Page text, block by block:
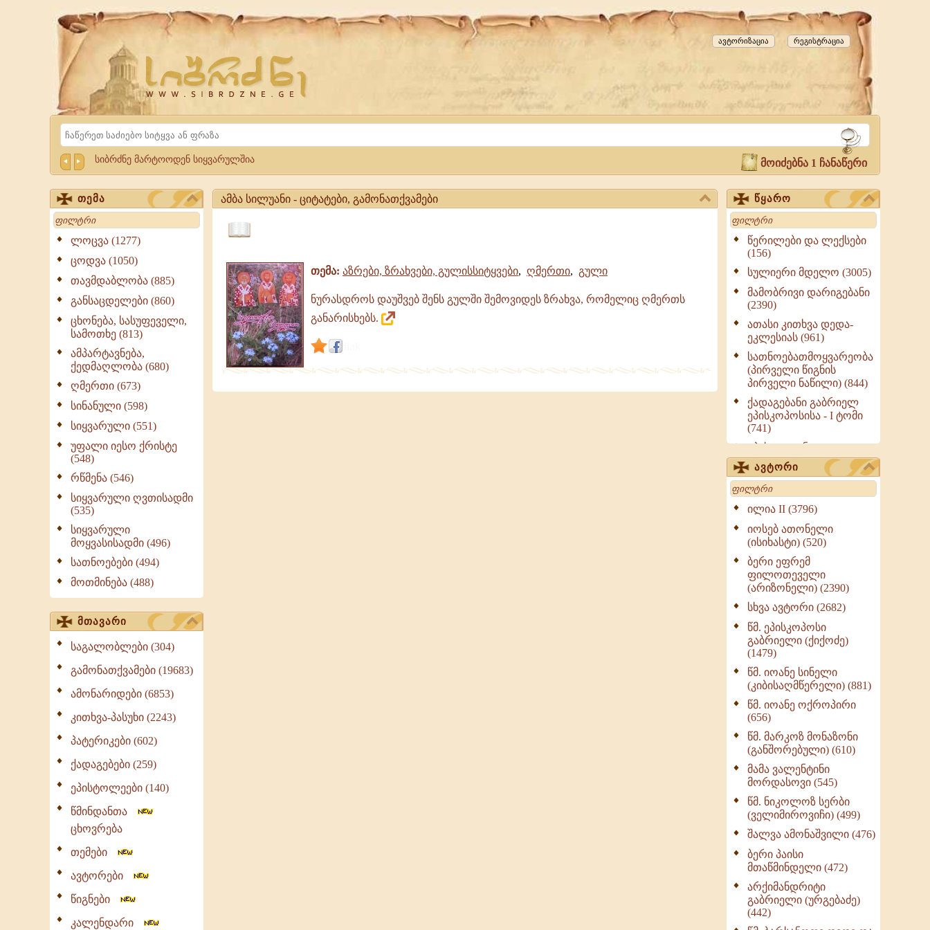
Website
Sibrdzne.ge
რეგისტრაცია
ავტორიზაცია
Search
სიბრძნე მარტოოდენ სიყვარულშია
მოიძებნა 1 ჩანაწერი
თემა
Search
ლოცვა (1277)
ცოდვა (1050)
თავმდაბლობა (885)
განსაცდელები (860)
ცხონება, სასუფეველი,
სამოთხე (813)
ამპარტავნება,
ქედმაღლობა (680)
ღმერთი (673)
სინანული (598)
სიყვარული (551)
უფალი იესო ქრისტე
(548)
რწმენა (546)
სიყვარული ღვთისადმი
(535)
სიყვარული
მოყვასისადმი (496)
სათნოებები (494)
მოთმინება (488)
მთავარი
საგალობლები (304)
გამონათქვამები (19683)
ამონარიდები (6853)
კითხვა-პასუხი (2243)
პატერიკები (602)
ქადაგებები (259)
ეპისტოლეები (140)
წმინდანთა
ცხოვრება
თემები
ავტორები
წიგნები
კალენდარი
ამბა სილუანი - ციტატები, გამონათქვამები
ამბა
სილუანი
ციტატები,
გამონათქვამები
ამბა
სილუანი
გამონათქვამები,
ციტატები
ამონარიდები,
გამონათქვამები
თემა: აზრები, ზრახვები, გულისსიტყვები, ღმერთი, გული
ნურასდროს დაუშვებ შენს გულში შემოვიდეს ზრახვა, რომელიც ღმერთს
განარისხებს.
წყარო
Search
წერილები და ლექსები
(156)
სულიერი მდელო (3005)
მამობრივი დარიგებანი
(2390)
ათასი კითხვა დედა-
ეკლესიას (961)
სათნოებათმოყვარეობა
(პირველი წიგნის
პირველი ნაწილი) (844)
ქადაგებანი გაბრიელ
ეპისკოპოსისა - I ტომი
(741)
ეპისტოლენი,
ქადაგებანი, სიტყვანი
(ნაწილი III) (723)
მოძღვრის ძალზე
სასარგებლო რჩევები
მრევლისათვის (545)
Wisdomge (514)
ქადაგებანი გაბრიელ
ეპისკოპოსისა - II ტომი
(370)
სულიერი ცხოვრების
სახელმძღვანელო -
ნაწილი II (369)
ღმერთი და ადამიანები
(287)
ბერის დიადემა (278)
მონაზვნური
გამოცდილების
ოთხი ასეული თავი
სიყვარულის შესახებ
(259)
ავტორი
Search
ილია II (3796)
იოსებ ათონელი
(ისიხასტი) (520)
ბერი ეფრემ
ფილოთეველი
(არიზონელი) (2390)
სხვა ავტორი (2682)
წმ. ეპისკოპოსი
გაბრიელი (ქიქოძე)
(1479)
წმ. იოანე სინელი
(კიბისაღმწერელი) (881)
წმ. იოანე ოქროპირი
(656)
წმ. მარკოზ მონაზონი
(განშორებული) (610)
მამა ვალენტინი
მორდასოვი (545)
წმ. ნიკოლოზ სერბი
(ველიმიროვიჩი) (499)
შალვა ამონაშვილი (476)
ბერი პაისი
მთაწმინდელი (472)
არქიმანდრიტი
გაბრიელი (ურგებაძე)
(442)